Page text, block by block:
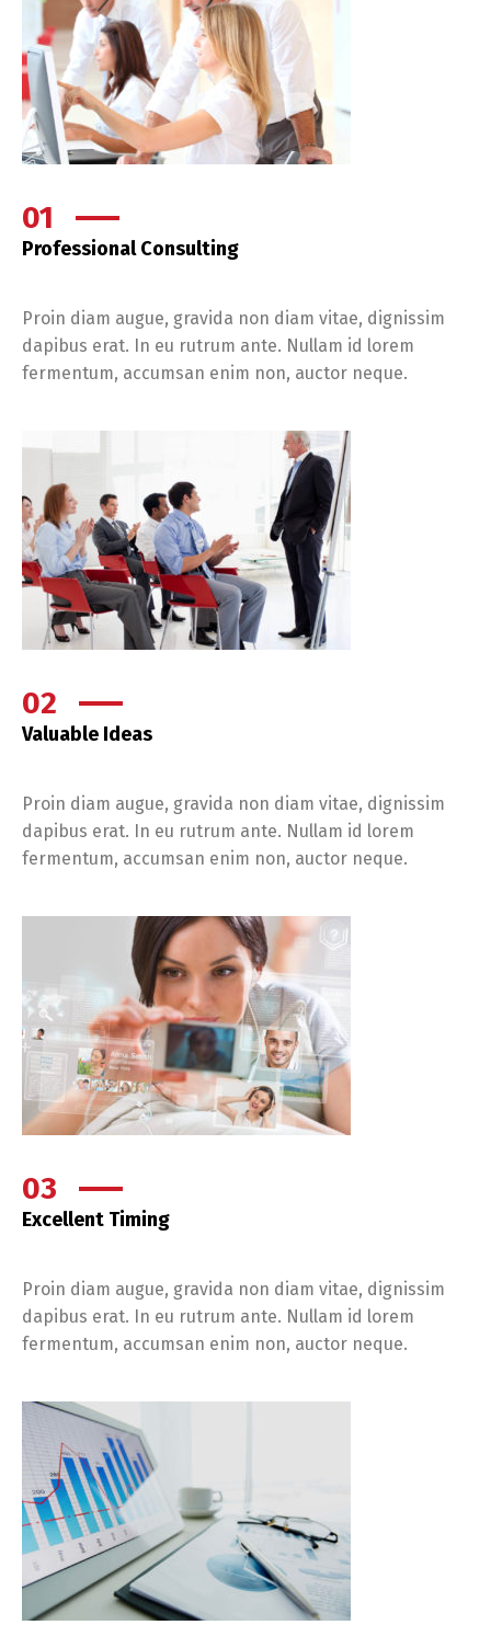
01
Professional Consulting
Proin diam augue, gravida non diam vitae, dignissim
dapibus erat. In eu rutrum ante. Nullam id lorem
fermentum, accumsan enim non, auctor neque.
02
Valuable Ideas
Proin diam augue, gravida non diam vitae, dignissim
dapibus erat. In eu rutrum ante. Nullam id lorem
fermentum, accumsan enim non, auctor neque.
03
Excellent Timing
Proin diam augue, gravida non diam vitae, dignissim
dapibus erat. In eu rutrum ante. Nullam id lorem
fermentum, accumsan enim non, auctor neque.